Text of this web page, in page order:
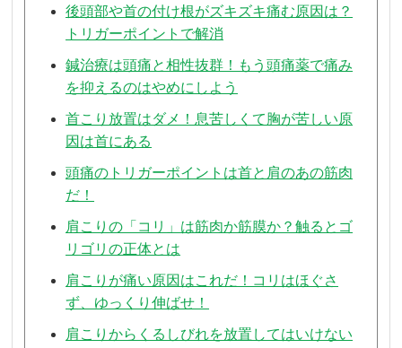
後頭部や首の付け根がズキズキ痛む原因は？
トリガーポイントで解消
鍼治療は頭痛と相性抜群！もう頭痛薬で痛み
を抑えるのはやめにしよう
首こり放置はダメ！息苦しくて胸が苦しい原
因は首にある
頭痛のトリガーポイントは首と肩のあの筋肉
だ！
肩こりの「コリ」は筋肉か筋膜か？触るとゴ
リゴリの正体とは
肩こりが痛い原因はこれだ！コリはほぐさ
ず、ゆっくり伸ばせ！
肩こりからくるしびれを放置してはいけない